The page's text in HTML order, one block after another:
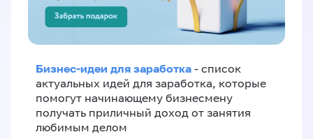
Бизнес-идеи для заработка - список
актуальных идей для заработка, которые
помогут начинающему бизнесмену
получать приличный доход от занятия
любимым делом